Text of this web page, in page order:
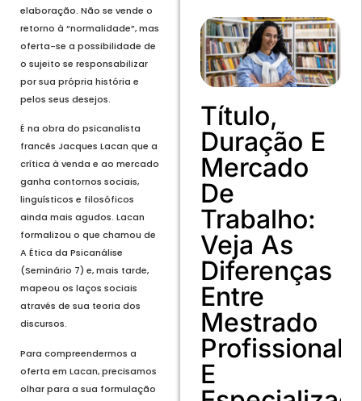
elaboração. Não se vende o
retorno à “normalidade”, mas
oferta-se a possibilidade de
o sujeito se responsabilizar
por sua própria história e
pelos seus desejos.
É na obra do psicanalista
francês Jacques Lacan que a
crítica à venda e ao mercado
ganha contornos sociais,
linguísticos e filosóficos
ainda mais agudos. Lacan
formalizou o que chamou de
A Ética da Psicanálise
(Seminário 7) e, mais tarde,
mapeou os laços sociais
através de sua teoria dos
discursos.
Para compreendermos a
oferta em Lacan, precisamos
olhar para a sua formulação
Título,
Duração E
Mercado
De
Trabalho:
Veja As
Diferenças
Entre
Mestrado
Profissional
E